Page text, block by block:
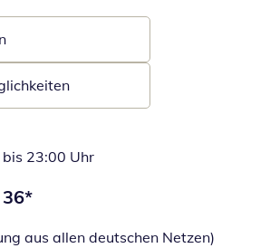
23:00 Uhr
*
aus allen deutschen Netzen)